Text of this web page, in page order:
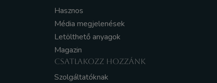
Hasznos
Média megjelenések
Letölthető anyagok
Magazin
CSATLAKOZZ HOZZÁNK
Szolgáltatóknak